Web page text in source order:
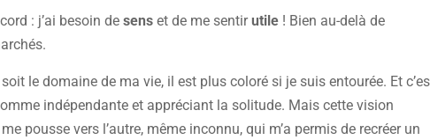
: j’ai besoin de sens et de me sentirutile ! Bien au-delà de
le domaine de ma vie, il est plus coloré si je suis entourée. Et
indépendante et appréciant la solitude. Mais cette vision
pousse vers l’autre, même inconnu, qui m’a permis de recréer un